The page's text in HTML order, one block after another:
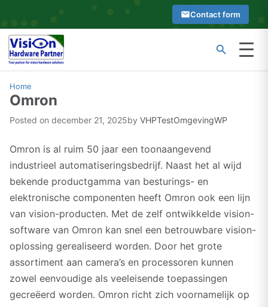
content
Contact form
Menu
Type
2
to
see
search
suggestions
Home
Omron
Posted on december 21, 2025by VHPTestOmgevingWP
Omron is al ruim 50 jaar een toonaangevend
industrieel automatiseringsbedrijf. Naast het al wijd
bekende productgamma van besturings- en
elektronische componenten heeft Omron ook een lijn
van vision-producten. Met de zelf ontwikkelde vision-
software van Omron kan snel een betrouwbare vision-
oplossing gerealiseerd worden. Door het grote
assortiment aan camera’s en processoren kunnen
zowel eenvoudige als veeleisende toepassingen
gecreëerd worden. Omron richt zich voornamelijk op